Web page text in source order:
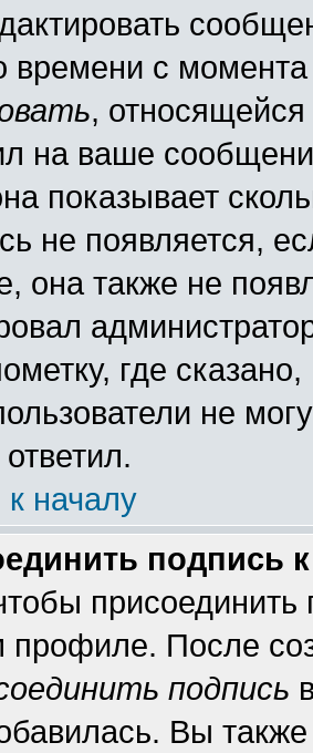
времени с
,
на ваше
показывает
не появляется,
она также не
где
не
к началу
подпись
профиле. После
подпись
Вы